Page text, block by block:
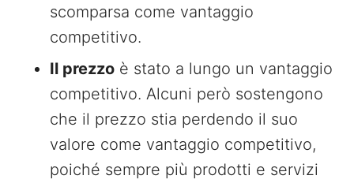
scomparsa come vantaggio
competitivo.
Il prezzo è stato a lungo un vantaggio
competitivo. Alcuni però sostengono
che il prezzo stia perdendo il suo
valore come vantaggio competitivo,
poiché sempre più prodotti e servizi